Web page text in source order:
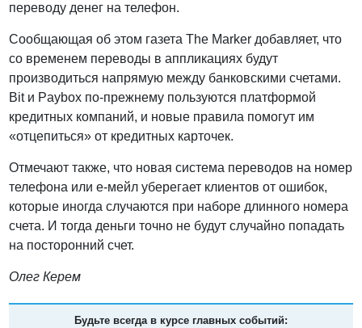
переводу денег на телефон.
Сообщающая об этом газета The Marker добавляет, что
со временем переводы в аппликациях будут
производиться напрямую между банковскими счетами.
Bit и Paybox по-прежнему пользуются платформой
кредитных компаний, и новые правила помогут им
«отцепиться» от кредитных карточек.
Отмечают также, что новая система переводов на номер
телефона или е-мейл уберегает клиентов от ошибок,
которые иногда случаются при наборе длинного номера
счета. И тогда деньги точно не будут случайно попадать
на посторонний счет.
Олег Керем
Будьте всегда в курсе главных событий: